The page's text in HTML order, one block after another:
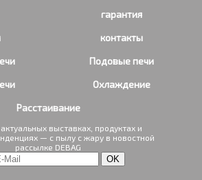
гарантия
контакты
Подовые печи
Охлаждение
Расстаивание
выставках, продуктах и
— с пылу с жару в новостной
рассылке DEBAG